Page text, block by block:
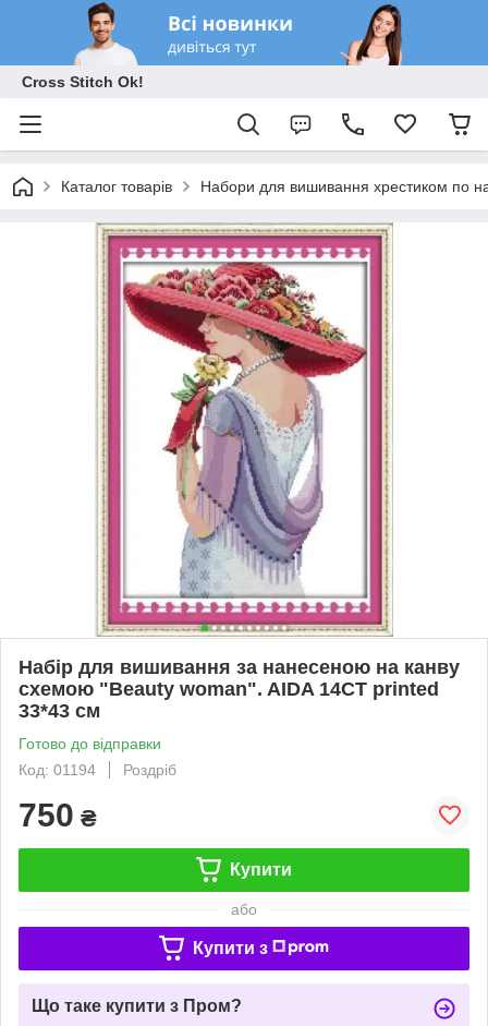
Cross Stitch Ok!
Каталог товарів Набори для вишивання хрестиком по
Набір для вишивання за нанесеною на канву
схемою "Beauty woman". AIDA 14CT printed
33*43 см
Готово до відправки
Код: 01194
Роздріб
750 ₴
Купити
або
Купити з
Що таке купити з Пром?